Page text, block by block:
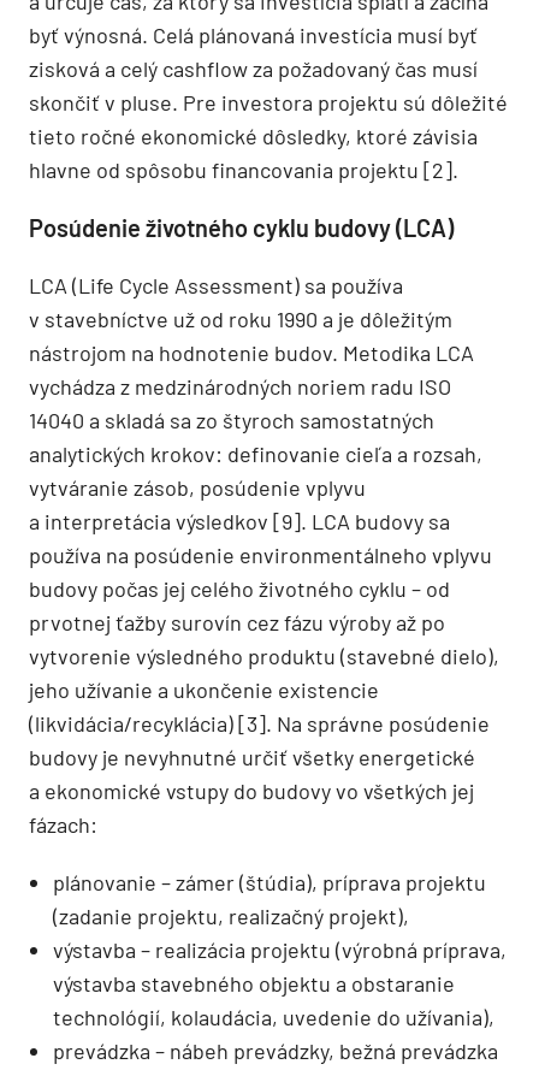
byť výnosná. Celá plánovaná investícia musí byť
zisková a celý cashflow za požadovaný čas musí
skončiť v pluse. Pre investora projektu sú dôležité
tieto ročné ekonomické dôsledky, ktoré závisia
hlavne od spôsobu financovania projektu [2].
Posúdenie životného cyklu budovy (LCA)
LCA (Life Cycle Assessment) sa používa
v stavebníctve už od roku 1990 a je dôležitým
nástrojom na hodnotenie budov. Metodika LCA
vychádza z medzinárodných noriem radu ISO
14040 a skladá sa zo štyroch samostatných
analytických krokov: definovanie cieľa a rozsah,
vytváranie zásob, posúdenie vplyvu
a interpretácia výsledkov [9]. LCA budovy sa
používa na posúdenie environmentálneho vplyvu
budovy počas jej celého životného cyklu – od
prvotnej ťažby surovín cez fázu výroby až po
vytvorenie výsledného produktu (stavebné dielo),
jeho užívanie a ukončenie existencie
(likvidácia/recyklácia) [3]. Na správne posúdenie
budovy je nevyhnutné určiť všetky energetické
a ekonomické vstupy do budovy vo všetkých jej
fázach:
plánovanie – zámer (štúdia), príprava projektu
(zadanie projektu, realizačný projekt),
výstavba – realizácia projektu (výrobná príprava,
výstavba stavebného objektu a obstaranie
technológií, kolaudácia, uvedenie do užívania),
prevádzka – nábeh prevádzky, bežná prevádzka